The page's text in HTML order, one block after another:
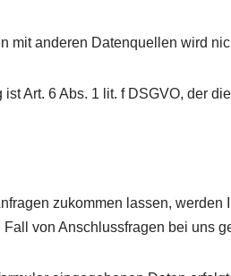
mit anderen Datenquellen wird
Art. 6 Abs. 1 lit. f DSGVO, der
zukommen lassen,
von Anschlussfragen bei uns